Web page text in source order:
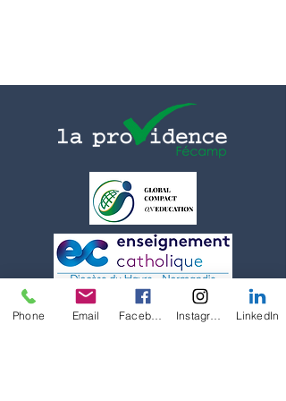
Politique de confidentialité
Phone Email LinkedIn